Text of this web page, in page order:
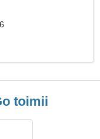
toimii